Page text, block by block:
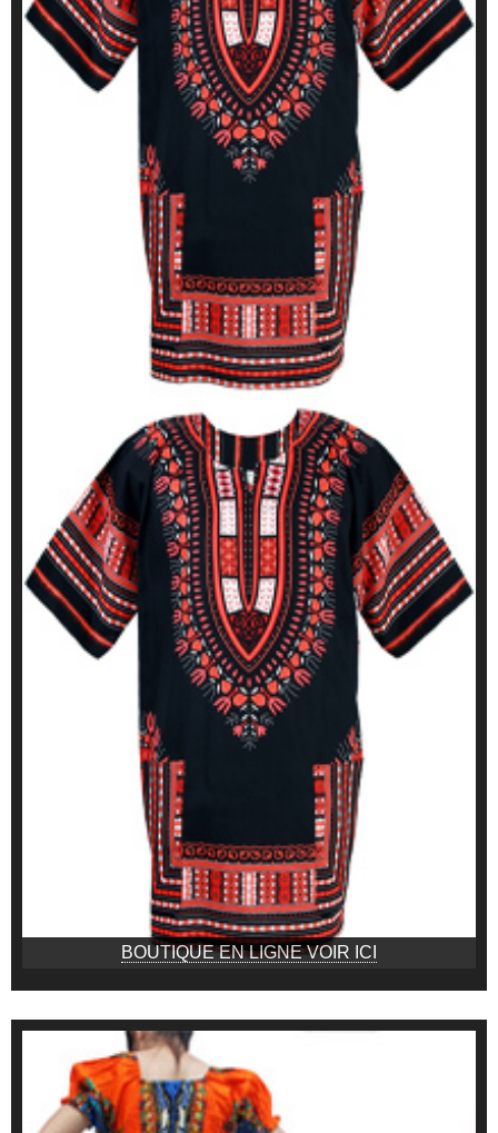
BOUTIQUE EN LIGNE VOIR ICI